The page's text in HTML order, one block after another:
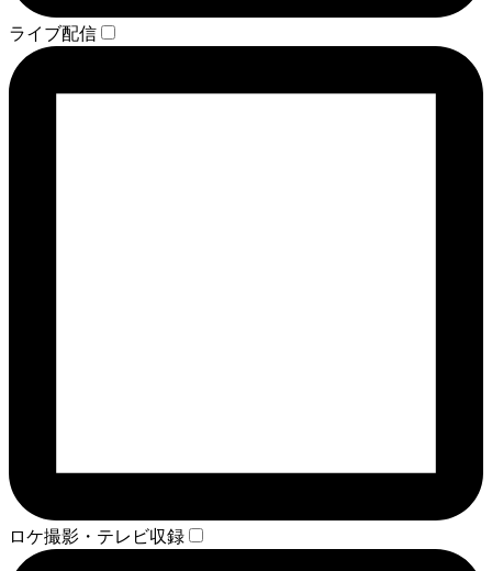
ライブ配信
ロケ撮影・テレビ収録